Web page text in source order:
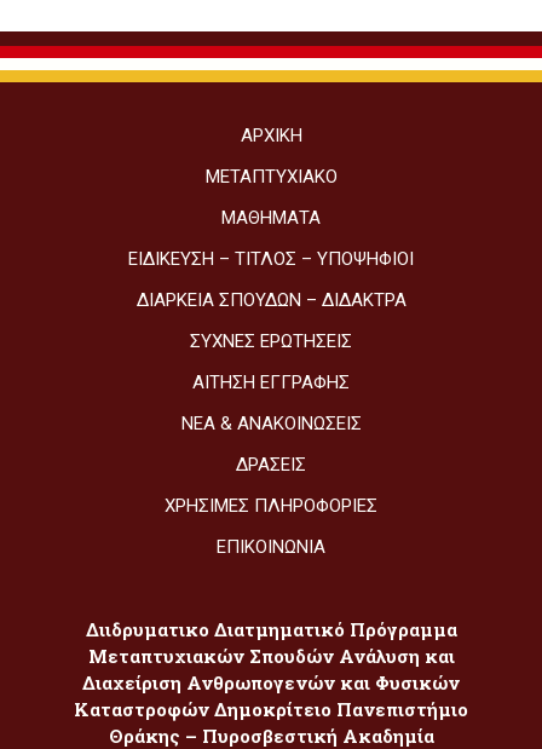
ΑΡΧΙΚΉ
ΜΕΤΑΠΤΥΧΙΑΚΌ
ΜΑΘΉΜΑΤΑ
ΕΙΔΊΚΕΥΣΗ – ΤΊΤΛΟΣ – ΥΠΟΨΉΦΙΟΙ
ΔΙΆΡΚΕΙΑ ΣΠΟΥΔΏΝ – ΔΊΔΑΚΤΡΑ
ΣΥΧΝΈΣ ΕΡΩΤΉΣΕΙΣ
ΑΊΤΗΣΗ ΕΓΓΡΑΦΉΣ
ΝΈΑ & ΑΝΑΚΟΙΝΏΣΕΙΣ
ΔΡΆΣΕΙΣ
ΧΡΉΣΙΜΕΣ ΠΛΗΡΟΦΟΡΊΕΣ
ΕΠΙΚΟΙΝΩΝΊΑ
Διιδρυματικο Διατμηματικό Πρόγραμμα
Μεταπτυχιακών Σπουδών Ανάλυση και
Διαχείριση Ανθρωπογενών και Φυσικών
Καταστροφών Δημοκρίτειο Πανεπιστήμιο
Θράκης – Πυροσβεστική Ακαδημία